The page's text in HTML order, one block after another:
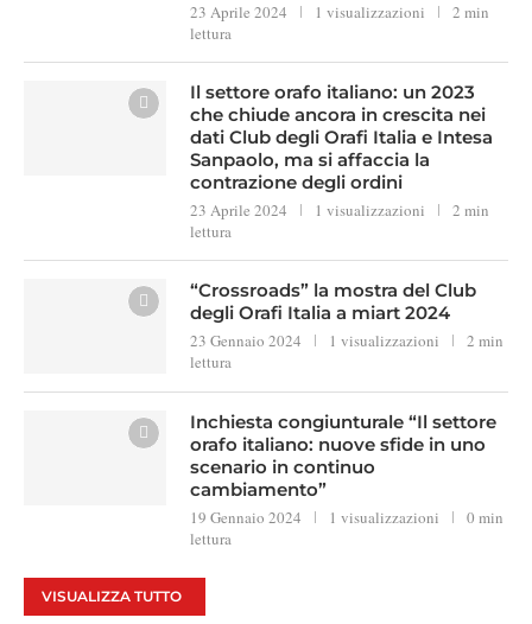
23 Aprile 2024 1 visualizzazioni
2 min
lettura
Il settore orafo italiano: un 2023
che chiude ancora in crescita nei
dati Club degli Orafi Italia e Intesa
Sanpaolo, ma si affaccia la
contrazione degli ordini
23 Aprile 2024 1 visualizzazioni
2 min
lettura
“Crossroads” la mostra del Club
degli Orafi Italia a miart 2024
23 Gennaio 2024 1 visualizzazioni
2 min
lettura
Inchiesta congiunturale “Il settore
orafo italiano: nuove sfide in uno
scenario in continuo
cambiamento”
19 Gennaio 2024 1 visualizzazioni
0 min
lettura
VISUALIZZA TUTTO